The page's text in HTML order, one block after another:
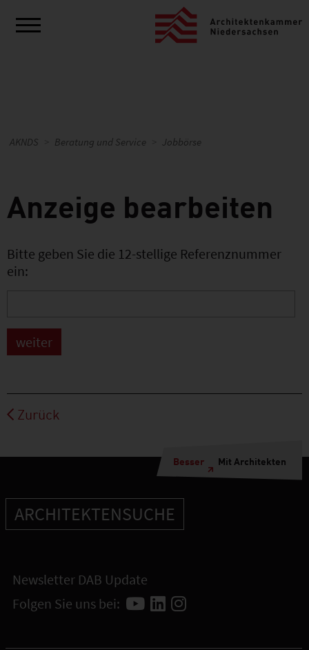
AKNDS Beratung und Service Jobbörse
Anzeige bearbeiten
Bitte geben Sie die 12-stellige Referenznummer
ein:
Zurück
Besser Mit Architekten
ARCHITEKTENSUCHE
Newsletter DAB Update
Folgen Sie uns bei: